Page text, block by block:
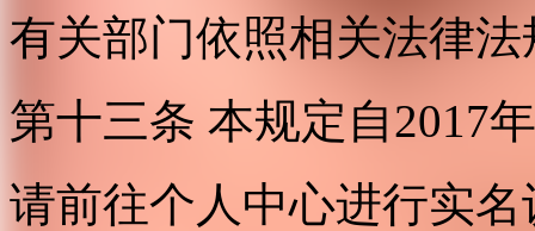
有关部门依照相关法律
第十三条 本规定自2017
请前往个人中心进行实名